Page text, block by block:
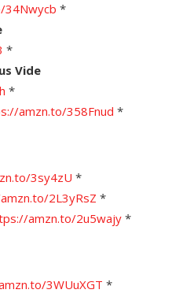
*
*
Vide
*
amzn.to/358Fnud *
3sy4zU *
2L3yRsZ *
amzn.to/2u5wajy *
3WUuXGT *